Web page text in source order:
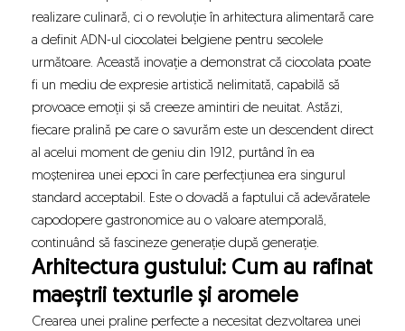
realizare culinară, ci o revoluție în arhitectura alimentară care
a definit ADN-ul ciocolatei belgiene pentru secolele
următoare. Această inovație a demonstrat că ciocolata poate
fi un mediu de expresie artistică nelimitată, capabilă să
provoace emoții și să creeze amintiri de neuitat. Astăzi,
fiecare pralină pe care o savurăm este un descendent direct
al acelui moment de geniu din 1912, purtând în ea
moștenirea unei epoci în care perfecțiunea era singurul
standard acceptabil. Este o dovadă a faptului că adevăratele
capodopere gastronomice au o valoare atemporală,
continuând să fascineze generație după generație.
Arhitectura gustului: Cum au rafinat
maeștrii texturile și aromele
Crearea unei praline perfecte a necesitat dezvoltarea unei